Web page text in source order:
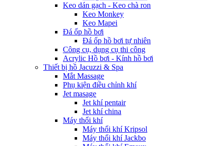
Keo dán gạch - Keo chà ron
Keo Monkey
Keo Mapei
Đá ốp hồ bơi
Đá ốp hồ bơi tự nhiên
Công cụ, dụng cụ thi công
Acrylic Hồ bơi - Kính hồ bơi
Thiết bị hồ Jacuzzi & Spa
Mắt Massage
Phụ kiện điều chỉnh khí
Jet masage
Jet khí pentair
Jet khí china
Máy thổi khí
Máy thổi khí Kripsol
Máy thổi khí Jackbo